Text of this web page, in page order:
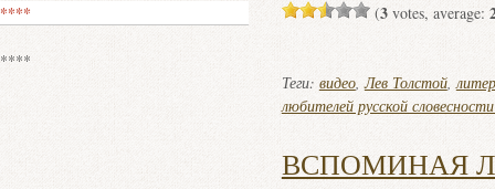
(3votes, average:
Теги: видео,Лев Толстой,
любителей русской
ВСПОМИНАЯ
****
****